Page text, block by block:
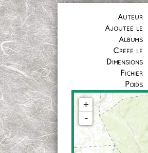
Auteur
Ajoutée le
Albums
Créée le
Dimensions
Fichier
Poids
+
-